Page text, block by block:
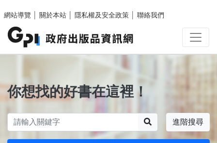
網站導覽
關於本站 隱私權及安全政策 聯絡我們
你想找的好書在這裡！
進階搜尋